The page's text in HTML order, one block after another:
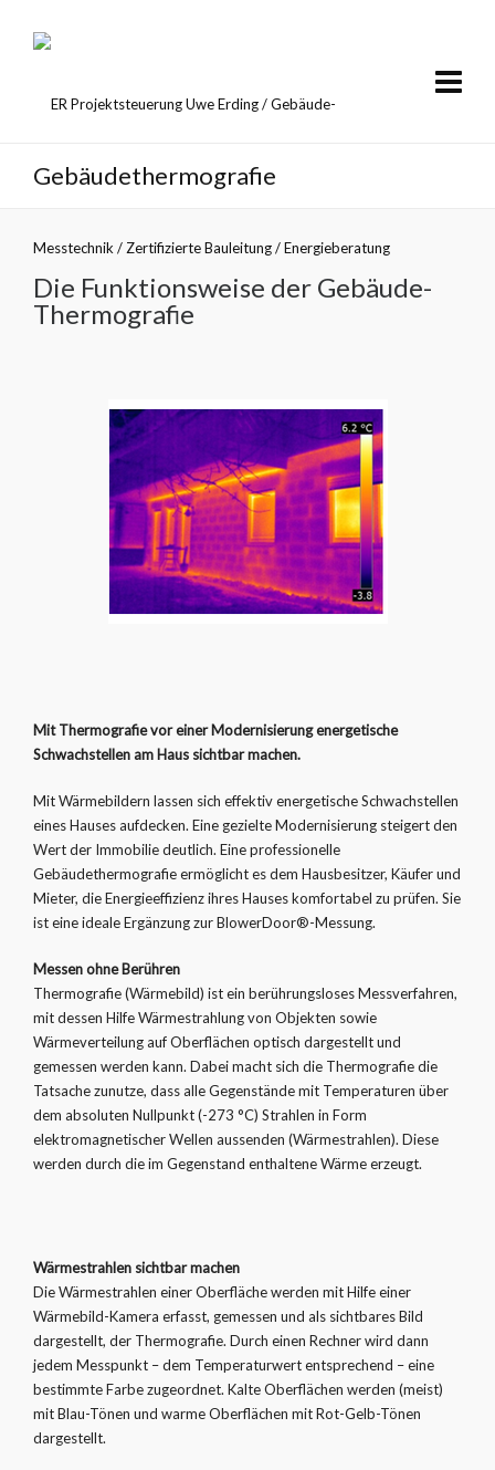
Gebäudethermografie
Die Funktionsweise der Gebäude-
Thermografie
Mit Thermografie vor einer Modernisierung energetische
Schwachstellen am Haus sichtbar machen.
Mit Wärmebildern lassen sich effektiv energetische Schwachstellen
eines Hauses aufdecken. Eine gezielte Modernisierung steigert den
Wert der Immobilie deutlich. Eine professionelle
Gebäudethermografie ermöglicht es dem Hausbesitzer, Käufer und
Mieter, die Energieeffizienz ihres Hauses komfortabel zu prüfen. Sie
ist eine ideale Ergänzung zur BlowerDoor®-Messung.
Messen ohne Berühren
Thermografie (Wärmebild) ist ein berührungsloses Messverfahren,
mit dessen Hilfe Wärmestrahlung von Objekten sowie
Wärmeverteilung auf Oberflächen optisch dargestellt und
gemessen werden kann. Dabei macht sich die Thermografie die
Tatsache zunutze, dass alle Gegenstände mit Temperaturen über
dem absoluten Nullpunkt (-273 °C) Strahlen in Form
elektromagnetischer Wellen aussenden (Wärmestrahlen). Diese
werden durch die im Gegenstand enthaltene Wärme erzeugt.
Wärmestrahlen sichtbar machen
Die Wärmestrahlen einer Oberfläche werden mit Hilfe einer
Wärmebild-Kamera erfasst, gemessen und als sichtbares Bild
dargestellt, der Thermografie. Durch einen Rechner wird dann
jedem Messpunkt – dem Temperaturwert entsprechend – eine
bestimmte Farbe zugeordnet. Kalte Oberflächen werden (meist)
mit Blau-Tönen und warme Oberflächen mit Rot-Gelb-Tönen
dargestellt.